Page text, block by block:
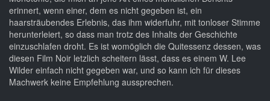
erinnert, wenn einer, dem es nicht gegeben ist, ein
haarsträubendes Erlebnis, das ihm widerfuhr, mit tonloser Stimme
herunterleiert, so dass man trotz des Inhalts der Geschichte
einzuschlafen droht. Es ist womöglich die Quitessenz dessen, was
diesen Film Noir letzlich scheitern lässt, dass es einem W. Lee
Wilder einfach nicht gegeben war, und so kann ich für dieses
Machwerk keine Empfehlung aussprechen.